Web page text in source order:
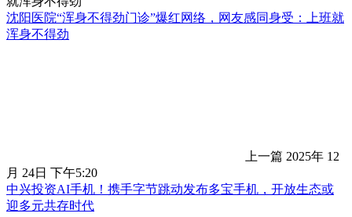
沈阳医院“浑身不得劲门诊”爆红网络，网友感同身受：上班就
浑身不得劲
上一篇 2025年 12
月 24日 下午5:20
中兴投资AI手机！携手字节跳动发布多宝手机，开放生态或
迎多元共存时代